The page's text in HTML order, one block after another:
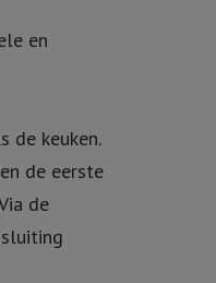
en
de keuken.
de eerste
de